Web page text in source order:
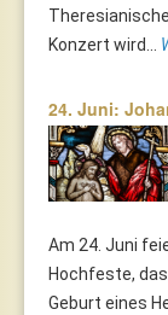
Konzert wird...
24. Juni:
Am 24. Juni
Hochfeste,
Geburt eines